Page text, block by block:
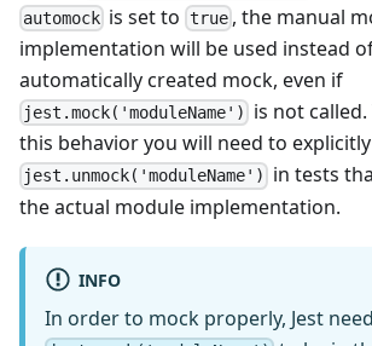
automock is set to true, the manual
implementation will be used instead
automatically created mock, even if
jest.mock('moduleName')
is not
this behavior you will need to
jest.unmock('moduleName')
in tests
the actual module implementation.
INFO
In order to mock properly, Jest